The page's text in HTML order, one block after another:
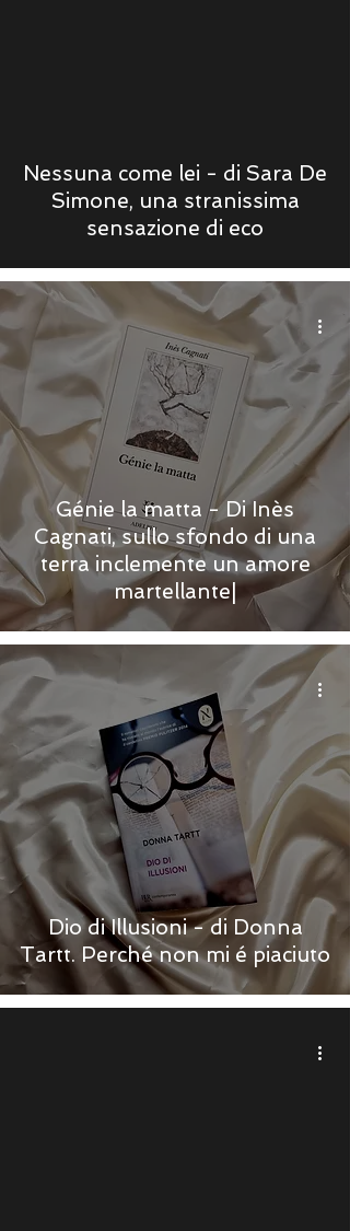
Nessuna come lei - di Sara De
Simone, una stranissima
sensazione di eco
Génie la matta - Di Inès
Cagnati, sullo sfondo di una
terra inclemente un amore
martellante|
Dio di Illusioni - di Donna
Tartt. Perché non mi é piaciuto